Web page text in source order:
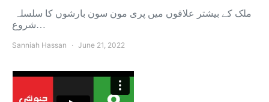
شروع…
Sanniah Hassan June 21, 2022